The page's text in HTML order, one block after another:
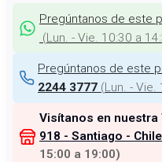
Pregúntanos de este
(Lun. - Vie. 10:30 a
Pregúntanos de este
2244 3777 (Lun. -
Visítanos en nuestra
918 - Santiago - Chile
15:00 a 19:00)